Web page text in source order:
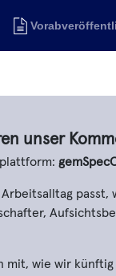
unser
passt,
mit, wie wir